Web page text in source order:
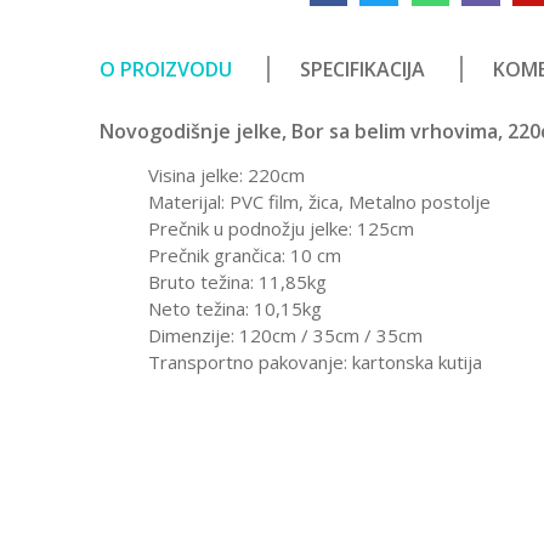
O PROIZVODU SPECIFIKACIJA
Novogodišnje jelke, Bor sa belim vrhovima,
Visina jelke: 220cm
Materijal: PVC film, žica, Metalno postolje
Prečnik u podnožju jelke: 125cm
Prečnik grančica: 10 cm
Bruto težina: 11,85kg
Neto težina: 10,15kg
Dimenzije: 120cm / 35cm / 35cm
Transportno pakovanje: kartonska kutija